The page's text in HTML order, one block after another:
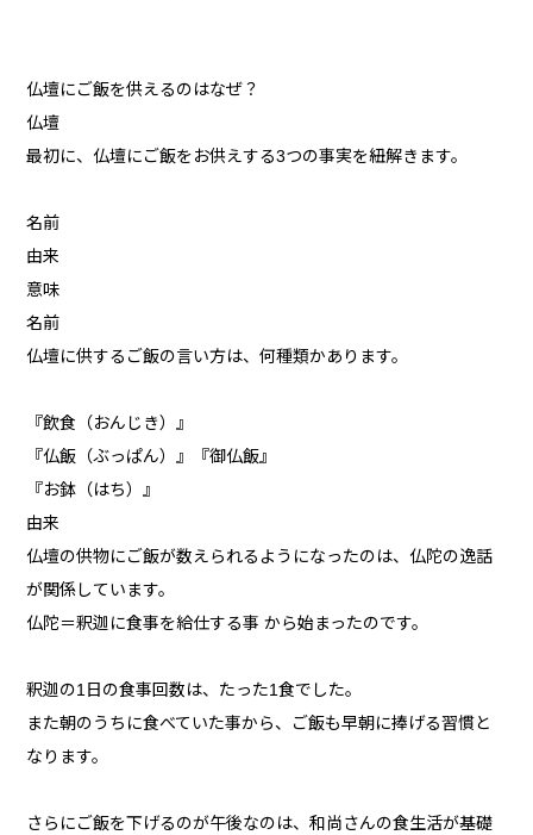
仏壇にご飯を供えるのはなぜ？
仏壇
最初に、仏壇にご飯をお供えする3つの事実を紐解きます。
名前
由来
意味
名前
仏壇に供するご飯の言い方は、何種類かあります。
『飲食（おんじき）』
『仏飯（ぶっぱん）』『御仏飯』
『お鉢（はち）』
由来
仏壇の供物にご飯が数えられるようになったのは、仏陀の逸話
が関係しています。
仏陀＝釈迦に食事を給仕する事 から始まったのです。
釈迦の1日の食事回数は、たった1食でした。
また朝のうちに食べていた事から、ご飯も早朝に捧げる習慣と
なります。
さらにご飯を下げるのが午後なのは、和尚さんの食生活が基礎